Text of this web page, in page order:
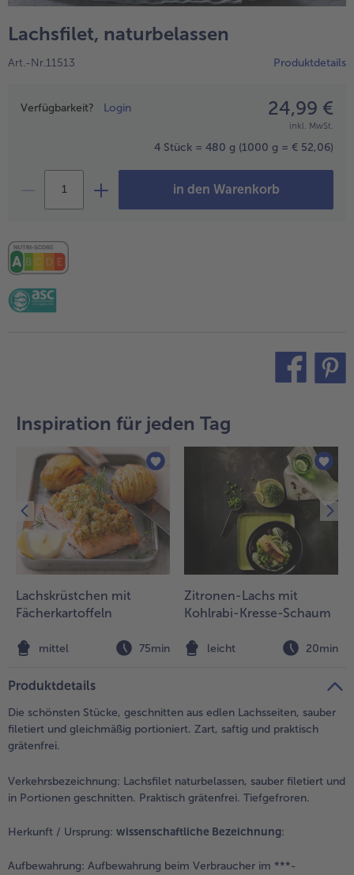
alle Küchenutensilien
alle bofrost*free
alle bofrost*plus.
Pflanzliche Alternativprodukte
- 5 € beim Kauf von 7 Schlemmermenüs nach Wahl
Lachsfilet, naturbelassen
Art.-Nr.11513 Produktdetails
Preisangabe
Verfügbarkeit? Login 24,99 €
inkl. MwSt.
4 Stück = 480 g (1000 g = € 52,06)
in den Warenkorb
Inspiration für jeden Tag
Lachskrüstchen mit
Fächerkartoffeln
mittel 75min
Zitronen-Lachs mit
Kohlrabi-Kresse-Schaum
leicht 20min
Produktdetails
Die schönsten Stücke, geschnitten aus edlen Lachsseiten, sauber
filetiert und gleichmäßig portioniert. Zart, saftig und praktisch
grätenfrei.
Verkehrsbezeichnung: Lachsfilet naturbelassen, sauber filetiert und
in Portionen geschnitten. Praktisch grätenfrei. Tiefgefroren.
Herkunft / Ursprung: wissenschaftliche Bezeichnung:
Aufbewahrung: Aufbewahrung beim Verbraucher im ***-